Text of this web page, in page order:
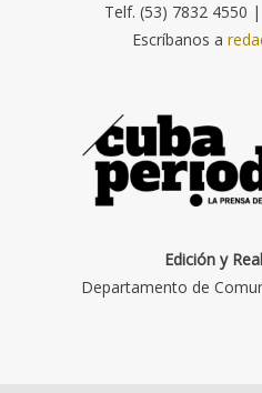
Telf. (53) 7832 4550
Escríbanos a
Edición y
Departamento de